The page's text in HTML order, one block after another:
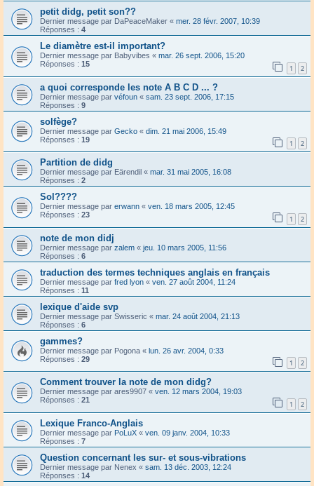
petit didg, petit son??
Dernier message par DaPeaceMaker « mer. 28 févr. 2007, 10:39
Réponses : 4
Le diamètre est-il important?
Dernier message par Babyvibes « mar. 26 sept. 2006, 15:20
Réponses : 15 1 2
a quoi corresponde les note A B C D ... ?
Dernier message par véfoun « sam. 23 sept. 2006, 17:15
Réponses : 9
solfège?
Dernier message par Gecko « dim. 21 mai 2006, 15:49
Réponses : 19 1 2
Partition de didg
Dernier message par Eärendil « mar. 31 mai 2005, 16:08
Réponses : 2
Sol????
Dernier message par erwann « ven. 18 mars 2005, 12:45
Réponses : 23 1 2
note de mon didj
Dernier message par zalem « jeu. 10 mars 2005, 11:56
Réponses : 6
traduction des termes techniques anglais en français
Dernier message par fred lyon « ven. 27 août 2004, 11:24
Réponses : 11
lexique d'aide svp
Dernier message par Swisseric « mar. 24 août 2004, 21:13
Réponses : 6
gammes?
Dernier message par Pogona « lun. 26 avr. 2004, 0:33
Réponses : 29 1 2
Comment trouver la note de mon didg?
Dernier message par ares9907 « ven. 12 mars 2004, 19:03
Réponses : 21 1 2
Lexique Franco-Anglais
Dernier message par PoLuX « ven. 09 janv. 2004, 10:33
Réponses : 7
Question concernant les sur- et sous-vibrations
Dernier message par Nenex « sam. 13 déc. 2003, 12:24
Réponses : 14